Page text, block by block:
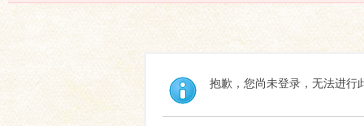
索
周易教
每日一
抱歉，您尚未登录，无法进行